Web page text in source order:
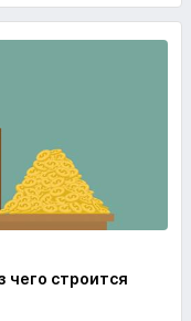
чего строится